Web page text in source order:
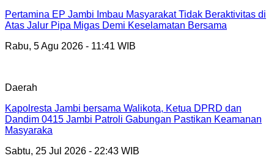
Pertamina EP Jambi Imbau Masyarakat Tidak Beraktivitas di
Atas Jalur Pipa Migas Demi Keselamatan Bersama
Rabu, 5 Agu 2026 - 11:41 WIB
Daerah
Kapolresta Jambi bersama Walikota, Ketua DPRD dan
Dandim 0415 Jambi Patroli Gabungan Pastikan Keamanan
Masyaraka
Sabtu, 25 Jul 2026 - 22:43 WIB